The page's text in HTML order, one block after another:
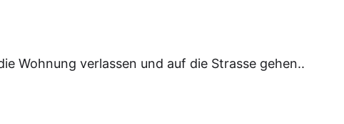
Wohnung verlassen und auf die Strasse gehen..